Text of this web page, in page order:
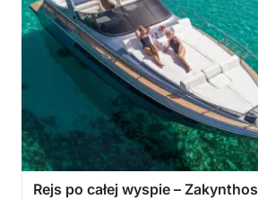
Rejs po całej wyspie – Zakynthos